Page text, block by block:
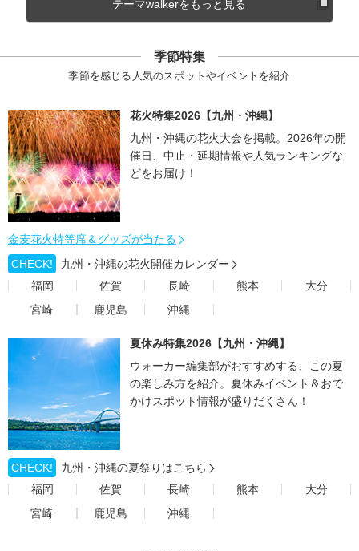
テーマwalkerをもっと見る
季節特集
季節を感じる人気のスポットやイベントを紹介
花火特集2026【九州・沖縄】
九州・沖縄の花火大会を掲載。2026年の開
催日、中止・延期情報や人気ランキングな
どをお届け！
金麦花火特等席＆グッズが当たる
CHECK!
九州・沖縄の花火開催カレンダー
福岡
佐賀 長崎 熊本
大分
宮崎
鹿児島 沖縄
夏休み特集2026【九州・沖縄】
ウォーカー編集部がおすすめする、この夏
の楽しみ方を紹介。夏休みイベント＆おで
かけスポット情報が盛りだくさん！
CHECK!
九州・沖縄の夏祭りはこちら
福岡
佐賀 長崎 熊本
大分
宮崎
鹿児島 沖縄